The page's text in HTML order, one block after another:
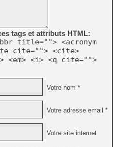
tags et attributs HTML:
title=""> <acronym
cite=""> <cite>
<em> <i> <q cite="">
Votre nom *
Votre adresse email *
Votre site internet